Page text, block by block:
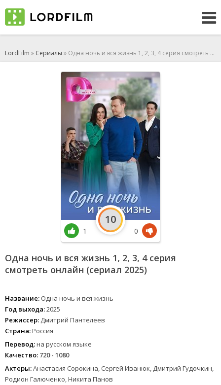
LordFilm » Сериалы » Одна ночь и вся жизнь 1, 2, 3, 4 серия смотреть онлайн (сериал 2025)
Одна ночь и вся жизнь 1, 2, 3, 4 серия
смотреть онлайн (сериал 2025)
Название: Одна ночь и вся жизнь
Год выхода:2025
Режиссер: Дмитрий Пантелеев
Страна:Россия
Перевод:на русском языке
Качество: 720 - 1080
Актеры:Анастасия Сорокина, Сергей Иванюк, Дмитрий Гудочкин,
Родион Галюченко, Никита Панов
1
10
0